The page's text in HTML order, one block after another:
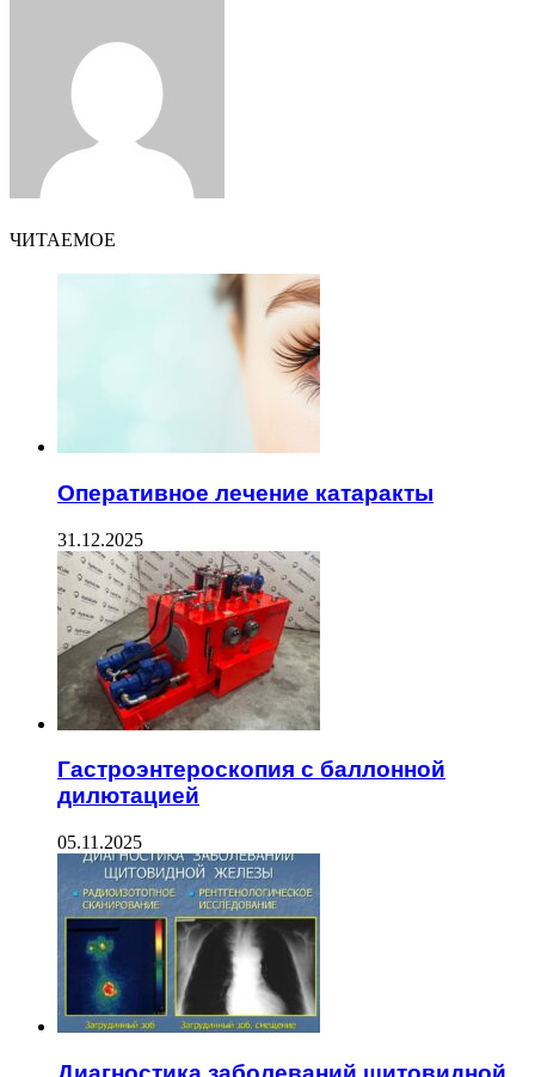
ЧИТАЕМОЕ
Оперативное лечение катаракты
31.12.2025
Гастроэнтероскопия с баллонной
дилютацией
05.11.2025